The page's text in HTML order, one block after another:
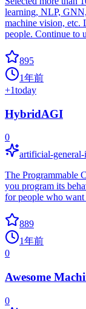
learning, NLP,
machine vision, etc.
people. Continue to
895
1年前
+1today
HybridAGI
0
artificial-
The Programmable
you program its
for people who want
889
1年前
0
Awesome
0